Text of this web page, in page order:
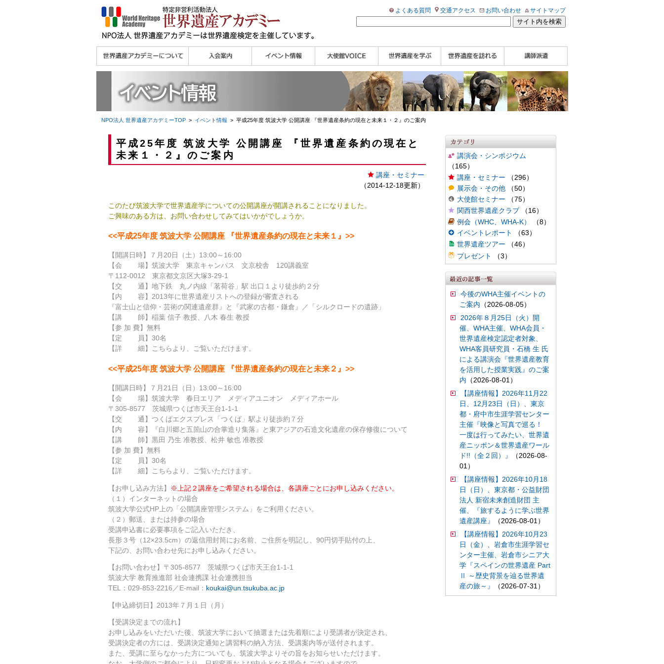
よくある質問 交通アクセス お問い合わせ サイトマップ
理念
メッセージ
主な活動内容
沿革
組織図・役員
研究員紹介 >>
宮澤 光 MIYAZAWA, Hikaru
研究員によるメディ
ア協力など
法人会員・協賛団体
メディア協力／プレ
個人会員
法人会員
会報誌サンプル
会員限定ページ 講演会
大使館セミナー
展示会
講座・セミナー
ツアー情報
イベントレポート 研究員ブログ
マイスターのささや
き
WHAフォトギャラリ
ー
世界遺産応援ブログ
世界遺産検定公式
HP
学習アシスト動画
世界遺産ナビ
【pamon】
WHA認定講師について
WHA認定講師 紹介
動画
WHA認定講師 紹介
記事（会報誌）
自治体・民間団体関
係者の方へ
企業関係者の方へ
学校・教育関係者の
方へ
NPO法人 世界遺産アカデミーTOP> イベント情報 > 平成25年度 筑波大学 公開講座 『世界遺産条約の現在と未来１・２』のご案内
平成25年度 筑波大学 公開講座 『世界遺産条約の現在と
未来１・２』のご案内
講座・セミナー
（2014-12-18更新）
このたび筑波大学で世界遺産学についての公開講座が開講されることになりました。
ご興味のある方は、お問い合わせしてみてはいかがでしょうか。
<<平成25年度 筑波大学 公開講座 『世界遺産条約の現在と未来１ 』>>
【開講日時】７月20日（土）13:00～16:00
【会 場】筑波大学 東京キャンパス 文京校舎 120講義室
〒112-0012 東京都文京区大塚3-29-1
【交 通】 地下鉄 丸ノ内線「茗荷谷」駅 出口１より徒歩約２分
【内 容】2013年に世界遺産リストへの登録が審査される
『富士山と信仰・芸術の関連遺産群』と『武家の古都・鎌倉』／「シルクロードの遺跡」
【講 師】 稲葉 信子 教授 、
八木 春生 教授
【参 加 費】無料
【定 員】30名
【詳 細】
こちら より、ご覧いただけます。
<<平成25年度 筑波大学 公開講座 『世界遺産条約の現在と未来２ 』>>
【開講日時】７月21日（日）13:00～16:00
【会 場】筑波大学 春日エリア メディアユニオン メディアホール
〒305-8577 茨城県つくば市天王台1-1-1
【交 通】 つくばエクスプレス「つくば」駅より徒歩約７分
【内 容】『白川郷と五箇山の合掌造り集落』と東アジアの石造文化遺産の保存修復について
【講 師】 黒田 乃生 准教授 、 松井 敏也 准教授
【参 加 費】無料
【定 員】30名
【詳 細】
こちら より、ご覧いただけます。
【お申し込み方法】
※上記２講座をご希望される場合は、各講座ごとにお申し込みください。
（１）インターネットの場合
筑波大学公式HP上の「 公開講座管理システム 」をご利用ください。
（２）郵送、または持参の場合
受講申込書に必要事項をご記入いただき、
長形３号（12×23.5cm）の返信用封筒にお名前、ご住所を明記し、90円切手貼付の上、
下記の、お問い合わせ先にお申し込みください。
【お問い合わせ】〒305-8577 茨城県つくば市天王台1-1-1
筑波大学 教育推進部 社会連携課 社会連携担当
TEL：029-853-2216／E-mail： koukai@un.tsukuba.ac.jp
【申込締切日】2013年７月１日（月）
【受講決定までの流れ】
お申し込みをいただいた後、筑波大学において抽選または先着順により受講者が決定され、
受講決定者の方には、受講決定通知と講習料の納入方法、受講案内等が送付されます。
また、受講に至らなかった方についても、筑波大学よりその旨をお知らせいただけます。
講演会・シンポジウム
（165）
講座・セミナー （296）
展示会・その他（50）
大使館セミナー （75）
関西世界遺産クラブ（16）
例会（WHC、WHA-K）
（8）
イベントレポート
（63）
世界遺産ツアー （46）
プレゼント
（3）
今後のWHA主催イベントの
ご案内 （2026-08-05）
2026年８月25日（火）開
催、WHA主催、WHA会員・
世界遺産検定認定者対象、
WHA客員研究員・石橋 生 氏
による講演会『世界遺産教育
を活用した授業実践』のご案
内 （2026-08-01）
【講座情報】2026年11月22
日、12月23日（日）、東京
都・府中市生涯学習センター
主催『映像と写真で巡る！
一度は行ってみたい、世界遺
産ニッポン＆世界遺産ワール
ド!!（全２回）』
（2026-08-
01）
【講座情報】2026年10月18
日（日）、東京都・公益財団
法人 新宿未来創造財団 主
催、『旅するように学ぶ世界
遺産講座』
（2026-08-01）
【講座情報】2026年10月23
日（金）、岩倉市生涯学習セ
ンター主催、岩倉市シニア大
学『スペインの世界遺産 Part
Ⅱ ～歴史背景を辿る世界遺
産の旅～』
（2026-07-31）